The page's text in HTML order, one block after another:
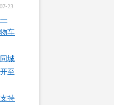
23
车
城
至
持